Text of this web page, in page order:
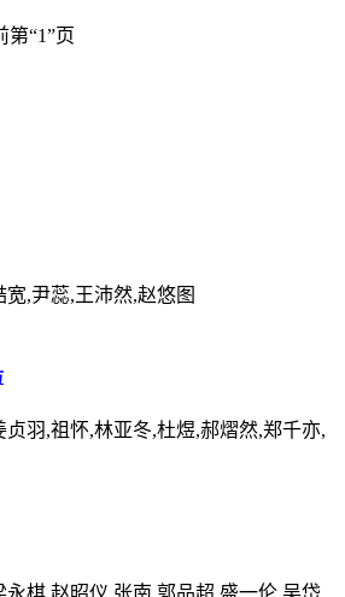
第“1”页
,尹蕊,王沛然,赵悠图
贞羽,祖怀,林亚冬,杜煜,郝熠然,郑千亦,
永棋,赵昭仪,张南,郭品超,盛一伦,吴岱